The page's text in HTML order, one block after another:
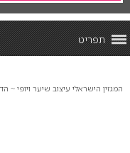
תפריט
המגזין הישראלי עיצוב שיער ויופי ~